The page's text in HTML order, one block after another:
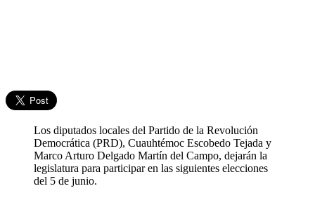
Los diputados locales del Partido de la Revolución
Democrática (PRD), Cuauhtémoc Escobedo Tejada y
Marco Arturo Delgado Martín del Campo, dejarán la
legislatura para participar en las siguientes elecciones
del 5 de junio.